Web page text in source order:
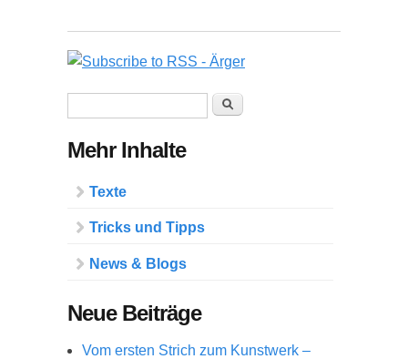
Suche
Mehr Inhalte
Texte
Tricks und Tipps
News & Blogs
Neue Beiträge
Vom ersten Strich zum Kunstwerk –